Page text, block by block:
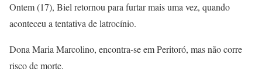
Ontem (17), Biel retornou para furtar mais uma vez, quando
aconteceu a tentativa de latrocínio.
Dona Maria Marcolino, encontra-se em Peritoró, mas não corre
risco de morte.